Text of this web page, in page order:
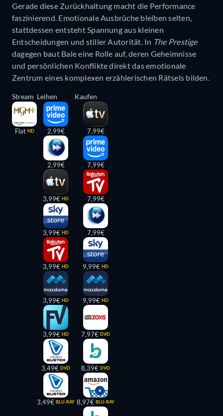
Gerade diese Zurückhaltung macht die Performance
faszinierend. Emotionale Ausbrüche bleiben selten,
stattdessen entsteht Spannung aus kleinen
Entscheidungen und stiller Autorität. In The Prestige
dagegen baut Bale eine Rolle auf, deren Geheimnisse
und persönlichen Konflikte direkt das emotionale
Zentrum eines komplexen erzählerischen Rätsels bilden.
Stream
Flat HD
Leihen
2,99€
2,99€
3,99€ HD
3,99€ HD
3,99€ HD
3,99€ HD
3,99€ HD
3,49€ DVD
3,49€ BLU-RAY
Kaufen
7,99€
7,99€
7,99€
7,99€
9,99€ HD
9,99€ HD
7,97€ DVD
8,39€ DVD
8,97€ BLU-RAY